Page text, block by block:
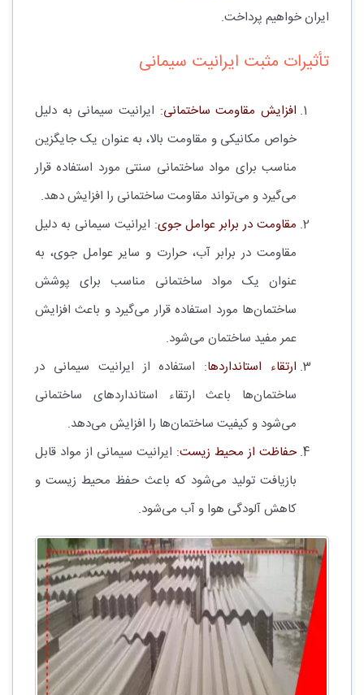
ایران خواهیم پرداخت.
تأثیرات مثبت ایرانیت سیمانی
افزایش مقاومت ساختمانی: ایرانیت سیمانی به دلیل
خواص مکانیکی و مقاومت بالا، به عنوان یک جایگزین
مناسب برای مواد ساختمانی سنتی مورد استفاده قرار
می‌گیرد و می‌تواند مقاومت ساختمانی را افزایش دهد.
مقاومت در برابر عوامل جوی: ایرانیت سیمانی به دلیل
مقاومت در برابر آب، حرارت و سایر عوامل جوی، به
عنوان یک مواد ساختمانی مناسب برای پوشش
ساختمان‌ها مورد استفاده قرار می‌گیرد و باعث افزایش
عمر مفید ساختمان می‌شود.
ارتقاء استانداردها: استفاده از ایرانیت سیمانی در
ساختمان‌ها باعث ارتقاء استانداردهای ساختمانی
می‌شود و کیفیت ساختمان‌ها را افزایش می‌دهد.
حفاظت از محیط زیست: ایرانیت سیمانی از مواد قابل
بازیافت تولید می‌شود که باعث حفظ محیط زیست و
کاهش آلودگی هوا و آب می‌شود.